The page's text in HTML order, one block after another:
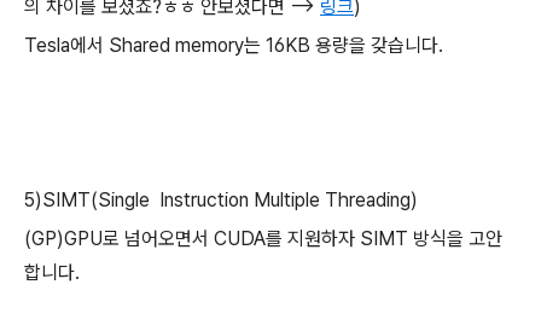
의 차이를 보셨죠?ㅎㅎ 안보셨다면 --> 링크)
Tesla에서 Shared memory는 16KB 용량을 갖습니다.
5)SIMT(Single Instruction Multiple Threading)
(GP)GPU로 넘어오면서 CUDA를 지원하자 SIMT 방식을 고안
합니다.